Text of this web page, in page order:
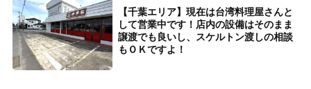
【千葉エリア】現在は台湾料理屋さんと
して営業中です！店内の設備はそのまま
譲渡でも良いし、スケルトン渡しの相談
もＯＫですよ！